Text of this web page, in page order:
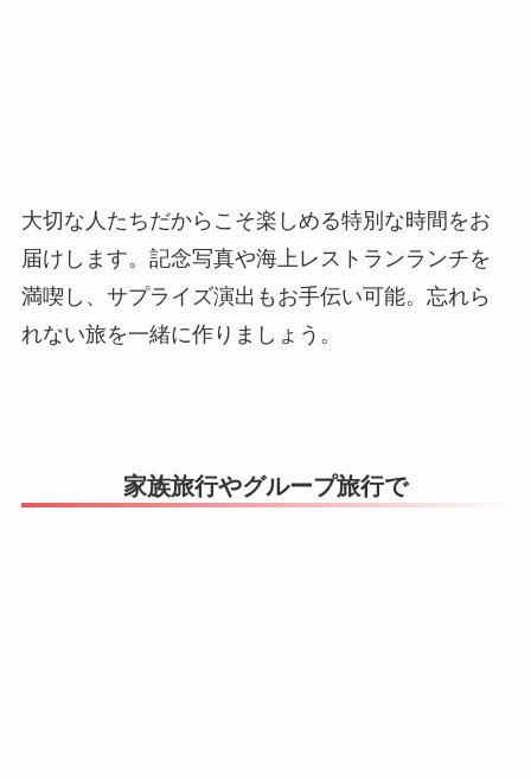
大切な人たちだからこそ楽しめる特別な時間をお
届けします。記念写真や海上レストランランチを
満喫し、サプライズ演出もお手伝い可能。忘れら
れない旅を一緒に作りましょう。
家族旅行やグループ旅行で